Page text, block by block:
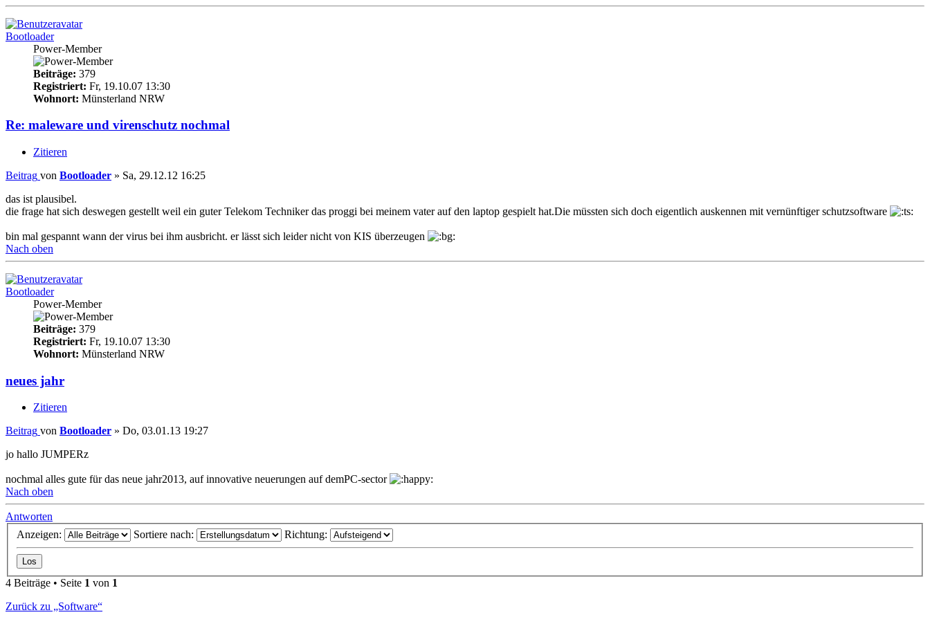
Bootloader
Power-Member
Beiträge: 379
Registriert: Fr, 19.10.07 13:30
Wohnort: Münsterland NRW
Re: maleware und virenschutz nochmal
Zitieren
Beitrag von Bootloader » Sa, 29.12.12 16:25
das ist plausibel.
die frage hat sich deswegen gestellt weil ein guter Telekom Techniker das proggi bei meinem vater auf den laptop gespielt hat.Die müssten sich doch eigentlich auskennen mit vernünftiger schutzsoftware
bin mal gespannt wann der virus bei ihm ausbricht. er lässt sich leider nicht von KIS überzeugen
Nach oben
Bootloader
Power-Member
Beiträge: 379
Registriert: Fr, 19.10.07 13:30
Wohnort: Münsterland NRW
neues jahr
Zitieren
Beitrag von Bootloader » Do, 03.01.13 19:27
jo hallo JUMPERz
nochmal alles gute für das neue jahr2013, auf innovative neuerungen auf demPC-sector
Nach oben
Antworten
Anzeigen:
Sortiere nach: Richtung:
4 Beiträge • Seite 1 von 1
Zurück zu „Software“